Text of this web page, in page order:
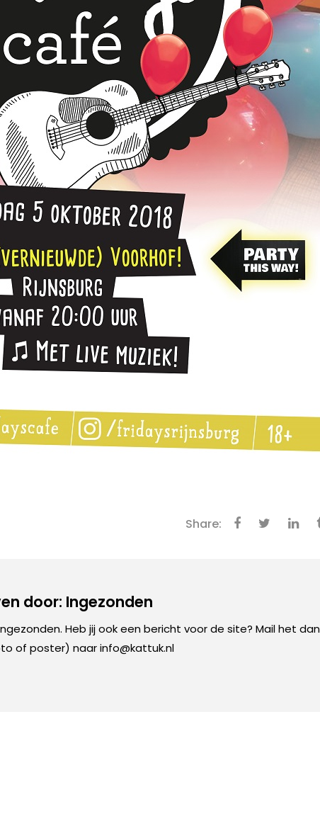
Share:
door: Ingezonden
Heb jij ook een bericht voor de site? Mail het dan
of poster) naar info@kattuk.nl